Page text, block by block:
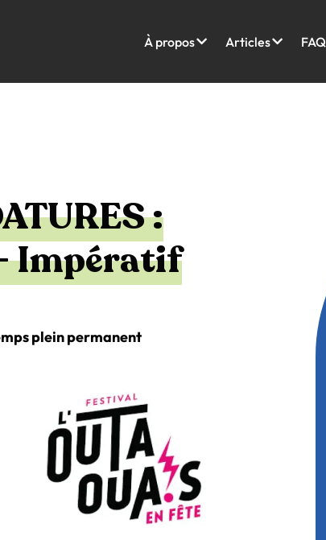
À propos Articles FAQ
:
Impératif
plein permanent